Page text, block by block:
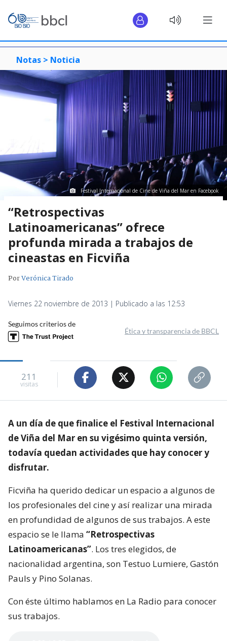
Notas > Noticia
Festival Internacional de Cine de Viña del Mar en Facebook
“Retrospectivas
Latinoamericanas” ofrece
profunda mirada a trabajos de
cineastas en Ficviña
PorVerónica Tirado
Viernes 22 noviembre de 2013 | Publicado a las 12:53
Seguimos criterios de
Ética y transparencia de BBCL
211
visitas
A un día de que finalice el Festival Internacional
de Viña del Mar en su vigésimo quinta versión,
todavía quedan actividades que hay conocer y
disfrutar.
Ficviña ha querido dedicar un espacio a algunos de
los profesionales del cine y así realizar una mirada
en profundidad de algunos de sus trabajos. A este
espacio se le llama “Retrospectivas
Latinoamericanas”. Los tres elegidos, de
nacionalidad argentina, son Testuo Lumiere, Gastón
Pauls y Pino Solanas.
Con éste último hablamos en La Radio para conocer
sus trabajos.